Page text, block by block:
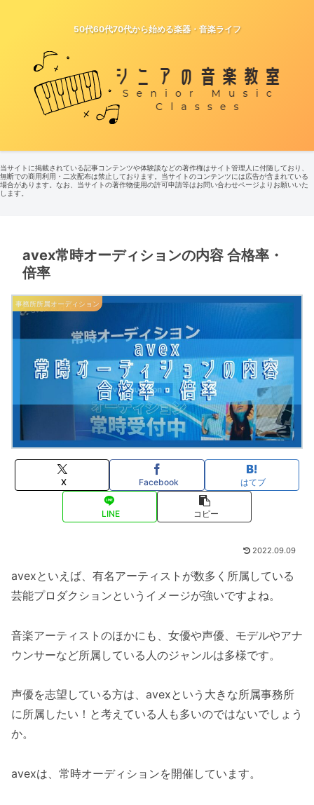
50代60代70代から始める楽器・音楽ライフ
当サイトに掲載されている記事コンテンツや体験談などの著作権はサイト管理人に付随しており、
無断での商用利用・二次配布は禁止しております。当サイトのコンテンツには広告が含まれている
場合があります。なお、当サイトの著作物使用の許可申請等はお問い合わせページよりお願いいた
します。
avex常時オーディションの内容 合格率・
倍率
事務所所属オーディション
X Facebook はてブ
LINE コピー
2022.09.09
avexといえば、有名アーティストが数多く所属している
芸能プロダクションというイメージが強いですよね。
音楽アーティストのほかにも、女優や声優、モデルやアナ
ウンサーなど所属している人のジャンルは多様です。
声優を志望している方は、avexという大きな所属事務所
に所属したい！と考えている人も多いのではないでしょう
か。
avexは、常時オーディションを開催しています。